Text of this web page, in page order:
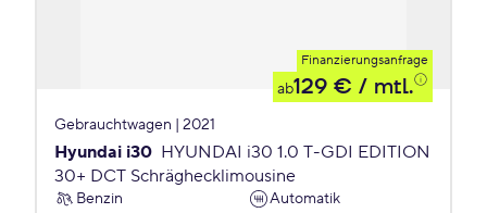
Finanzierungsanfrage
ab129 € / mtl.
Gebrauchtwagen | 2021
Hyundai i30 HYUNDAI i30 1.0 T-GDI EDITION
30+ DCT Schräghecklimousine
Benzin
Automatik